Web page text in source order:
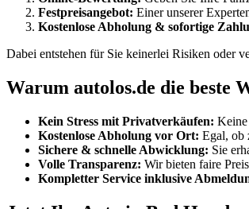
Festpreisangebot: Einer unserer
Kostenlose Abholung & sofortige
Dabei entstehen für Sie keinerlei Risiken oder
Warum autolos.de die beste
Kein Stress mit Privatverkäufen: Keine
Kostenlose Abholung vor Ort: Egal, ob
Sichere & schnelle Abwicklung: Sie
Volle Transparenz: Wir bieten faire
Kompletter Service inklusive